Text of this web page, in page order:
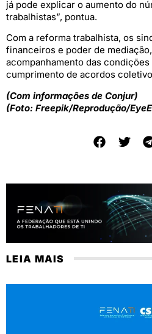
já pode explicar o aumento do
trabalhistas”, pontua.
Com a reforma trabalhista, os
financeiros e poder de
acompanhamento das condições
cumprimento de acordos
(Com informações de Conjur)
(Foto: Freepik/Reprodução/
LEIA MAIS